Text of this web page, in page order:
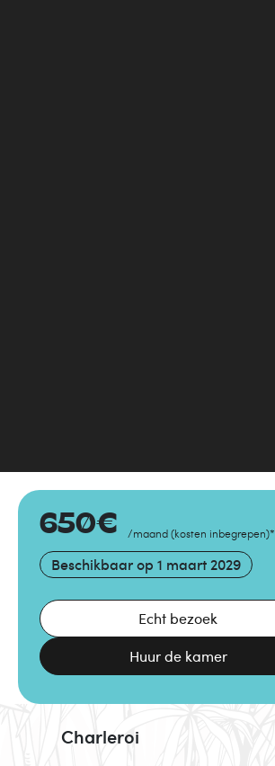
650€ /maand (kosten inbegrepen)*
Beschikbaar op 1 maart 2029
Echt bezoek
Huur de kamer
Charleroi